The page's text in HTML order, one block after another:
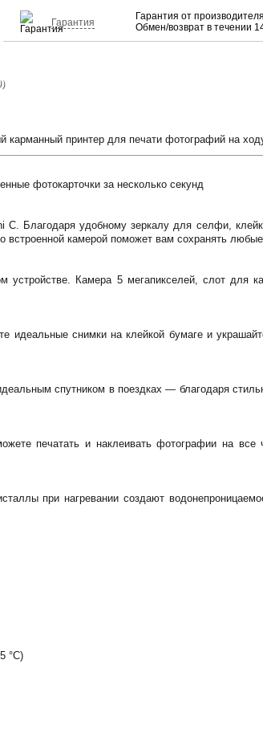
Гарантия
Гарантия от
Обмен/возврат в течении
принтер для печати фотографий на
фотокарточки за несколько секунд
C. Благодаря удобному зеркалу для селфи,
встроенной камерой поможет вам сохранять
устройстве. Камера 5 мегапикселей, слот для
идеальные снимки на клейкой бумаге и
спутником в поездках — благодаря
печатать и наклеивать фотографии на все
при нагревании создают
°C)